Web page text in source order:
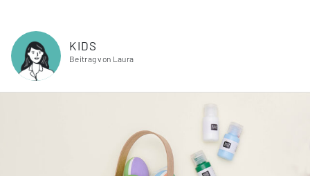
KIDS
Beitrag von Laura